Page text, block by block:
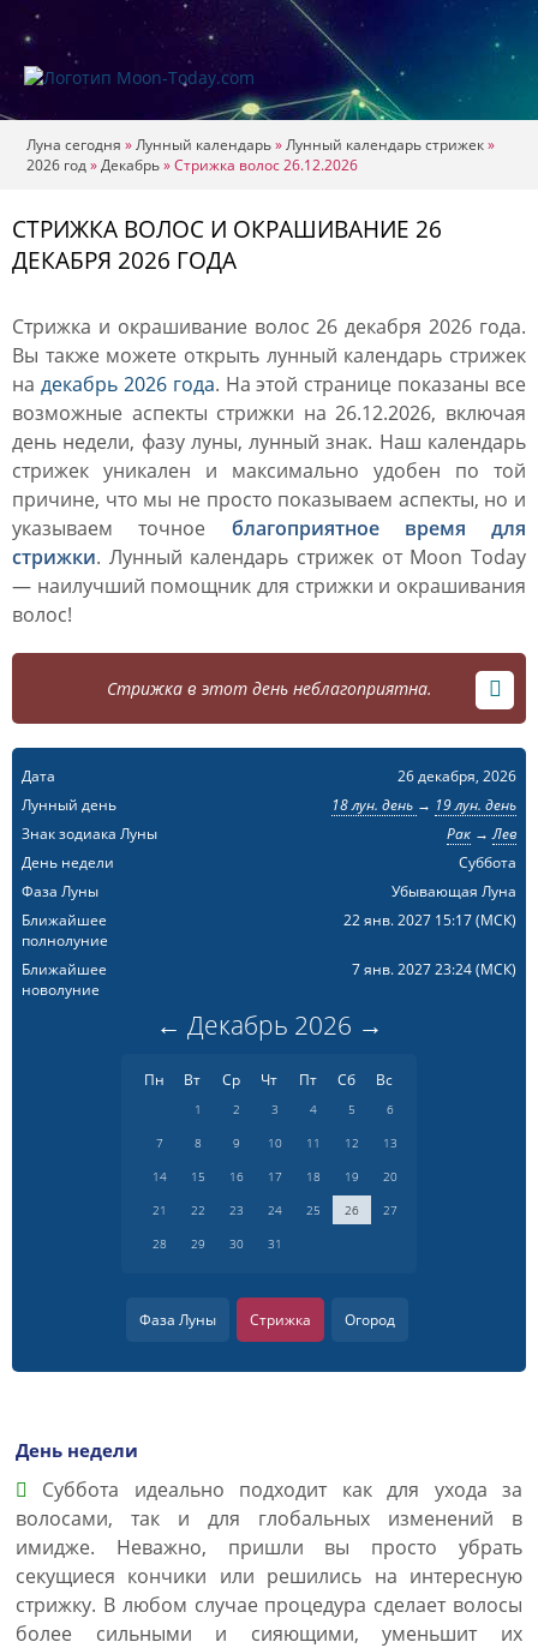
Луна сегодня »Лунный календарь»Лунный календарь стрижек»
2026 год»Декабрь»Стрижка волос 26.12.2026
СТРИЖКА ВОЛОС И ОКРАШИВАНИЕ 26
ДЕКАБРЯ 2026 ГОДА
Стрижка и окрашивание волос 26 декабря 2026 года.
Вы также можете открыть лунный календарь стрижек
на декабрь 2026 года. На этой странице показаны все
возможные аспекты стрижки на 26.12.2026, включая
день недели, фазу луны, лунный знак. Наш календарь
стрижек уникален и максимально удобен по той
причине, что мы не просто показываем аспекты, но и
указываем точное благоприятное время для
стрижки. Лунный календарь стрижек от Moon Today
— наилучший помощник для стрижки и окрашивания
волос!
Стрижка в этот день неблагоприятна.
Дата
26 декабря, 2026
Лунный день
18 лун. день → 19 лун. день
Знак зодиака Луны
Рак→Лев
День недели
Суббота
Фаза Луны
Убывающая Луна
Ближайшее
полнолуние
22 янв. 2027 15:17(МСК)
Ближайшее
новолуние
7 янв. 2027 23:24(МСК)
← Декабрь 2026 →
Пн Вт Ср Чт Пт Сб Вс
1 2 3 4 5
6
7
8 9 10 11 12
13
14
15 16 17 18 19
20
21
22 23 24 25 26
27
28
29 30 31
Фаза Луны Стрижка Огород
День недели
Суббота идеально подходит как для ухода за
волосами, так и для глобальных изменений в
имидже. Неважно, пришли вы просто убрать
секущиеся кончики или решились на интересную
стрижку. В любом случае процедура сделает волосы
более сильными и сияющими, уменьшит их